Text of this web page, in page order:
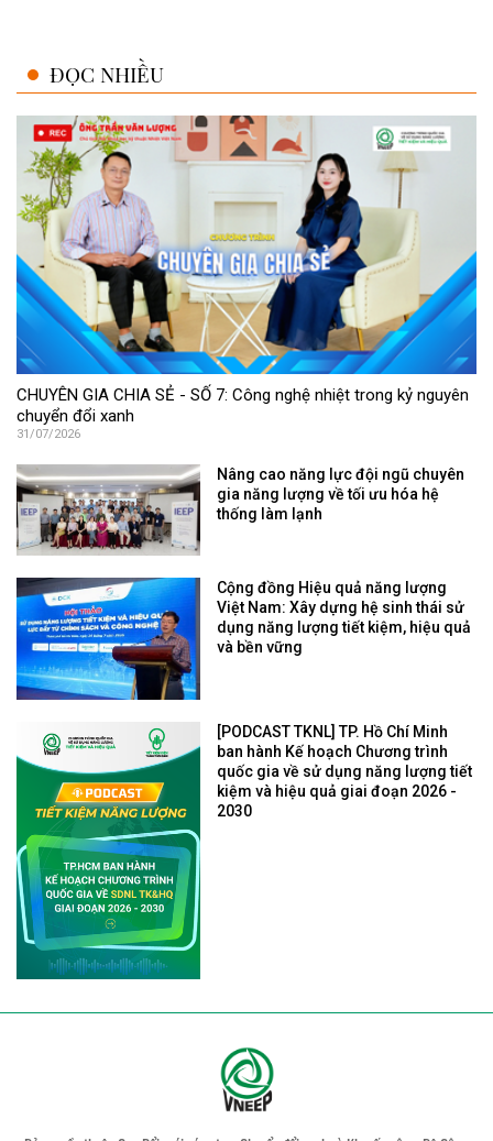
ĐỌC NHIỀU
CHUYÊN GIA CHIA SẺ - SỐ 7: Công nghệ nhiệt trong kỷ nguyên
chuyển đổi xanh
31/07/2026
Nâng cao năng lực đội ngũ chuyên
gia năng lượng về tối ưu hóa hệ
thống làm lạnh
Cộng đồng Hiệu quả năng lượng
Việt Nam: Xây dựng hệ sinh thái sử
dụng năng lượng tiết kiệm, hiệu quả
và bền vững
[PODCAST TKNL] TP. Hồ Chí Minh
ban hành Kế hoạch Chương trình
quốc gia về sử dụng năng lượng tiết
kiệm và hiệu quả giai đoạn 2026 -
2030